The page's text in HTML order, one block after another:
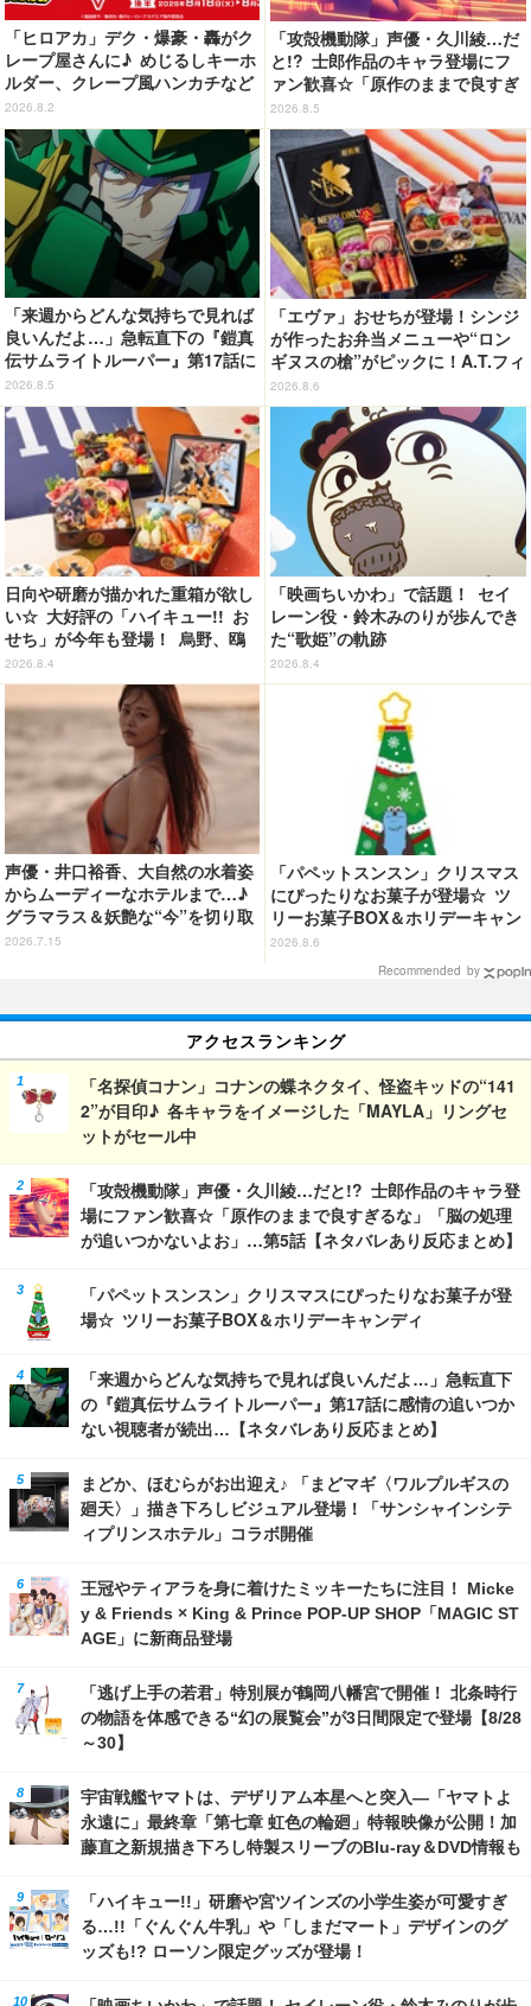
「ヒロアカ」デク・爆豪・轟がク
レープ屋さんに♪ めじるしキーホ
ルダー、クレープ風ハンカチなど
限定グッズ＆コラボクレープが登
場
2026.8.2
「攻殻機動隊」声優・久川綾…だ
と!? 士郎作品のキャラ登場にフ
ァン歓喜☆「原作のままで良すぎ
るな」「脳の処理が追いつかない
よお」…第5話【ネタバレあり反
応まとめ】
2026.8.5
「来週からどんな気持ちで見れば
良いんだよ…」急転直下の『鎧真
伝サムライトルーパー』第17話に
感情の追いつかない視聴者が続
出…【ネタバレあり反応まとめ】
2026.8.5
「エヴァ」おせちが登場！シンジ
が作ったお弁当メニューや“ロン
ギヌスの槍”がピックに！A.T.フィ
ールド風呂敷も便利◎【予約開
始】
2026.8.6
日向や研磨が描かれた重箱が欲し
い☆ 大好評の「ハイキュー!! お
せち」が今年も登場！ 烏野、鴎
台、音駒、稲荷崎をイメージした
メニューで構成
2026.8.4
「映画ちいかわ」で話題！ セイ
レーン役・鈴木みのりが歩んでき
た“歌姫”の軌跡
2026.8.4
声優・井口裕香、大自然の水着姿
からムーディーなホテルまで…♪
グラマラス＆妖艶な“今”を切り取
り！3冊目写真集が発売中
2026.7.15
「パペットスンスン」クリスマス
にぴったりなお菓子が登場☆ ツ
リーお菓子BOX＆ホリデーキャン
ディ
2026.8.6
Recommended by
アクセスランキング
「名探偵コナン」コナンの蝶ネクタイ、怪盗キッドの“141
2”が目印♪ 各キャラをイメージした「MAYLA」リングセ
ットがセール中
「攻殻機動隊」声優・久川綾…だと!? 士郎作品のキャラ登
場にファン歓喜☆「原作のままで良すぎるな」「脳の処理
が追いつかないよお」…第5話【ネタバレあり反応まとめ】
「パペットスンスン」クリスマスにぴったりなお菓子が登
場☆ ツリーお菓子BOX＆ホリデーキャンディ
「来週からどんな気持ちで見れば良いんだよ…」急転直下
の『鎧真伝サムライトルーパー』第17話に感情の追いつか
ない視聴者が続出…【ネタバレあり反応まとめ】
まどか、ほむらがお出迎え♪ 「まどマギ〈ワルプルギスの
廻天〉」描き下ろしビジュアル登場！「サンシャインシテ
ィプリンスホテル」コラボ開催
王冠やティアラを身に着けたミッキーたちに注目！ Micke
y & Friends × King & Prince POP-UP SHOP「MAGIC ST
AGE」に新商品登場
「逃げ上手の若君」特別展が鶴岡八幡宮で開催！ 北条時行
の物語を体感できる“幻の展覧会”が3日間限定で登場【8/28
～30】
宇宙戦艦ヤマトは、デザリアム本星へと突入―「ヤマトよ
永遠に」最終章「第七章 虹色の輪廻」特報映像が公開！加
藤直之新規描き下ろし特製スリーブのBlu-ray＆DVD情報も
「ハイキュー!!」研磨や宮ツインズの小学生姿が可愛すぎ
る…!!「ぐんぐん牛乳」や「しまだマート」デザインのグ
ッズも!? ローソン限定グッズが登場！